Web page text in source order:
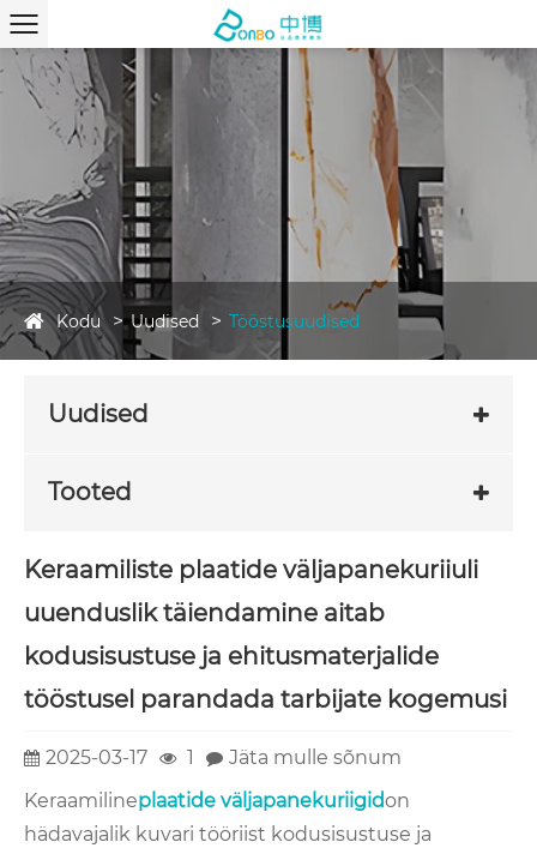
Kodu Uudised Tööstusuudised
Uudised
Tooted
Keraamiliste plaatide väljapanekuriiuli
uuenduslik täiendamine aitab
kodusisustuse ja ehitusmaterjalide
tööstusel parandada tarbijate kogemusi
2025-03-17 1
Jäta mulle sõnum
Keraamilineplaatide väljapanekuriigidon
hädavajalik kuvari tööriist kodusisustuse ja